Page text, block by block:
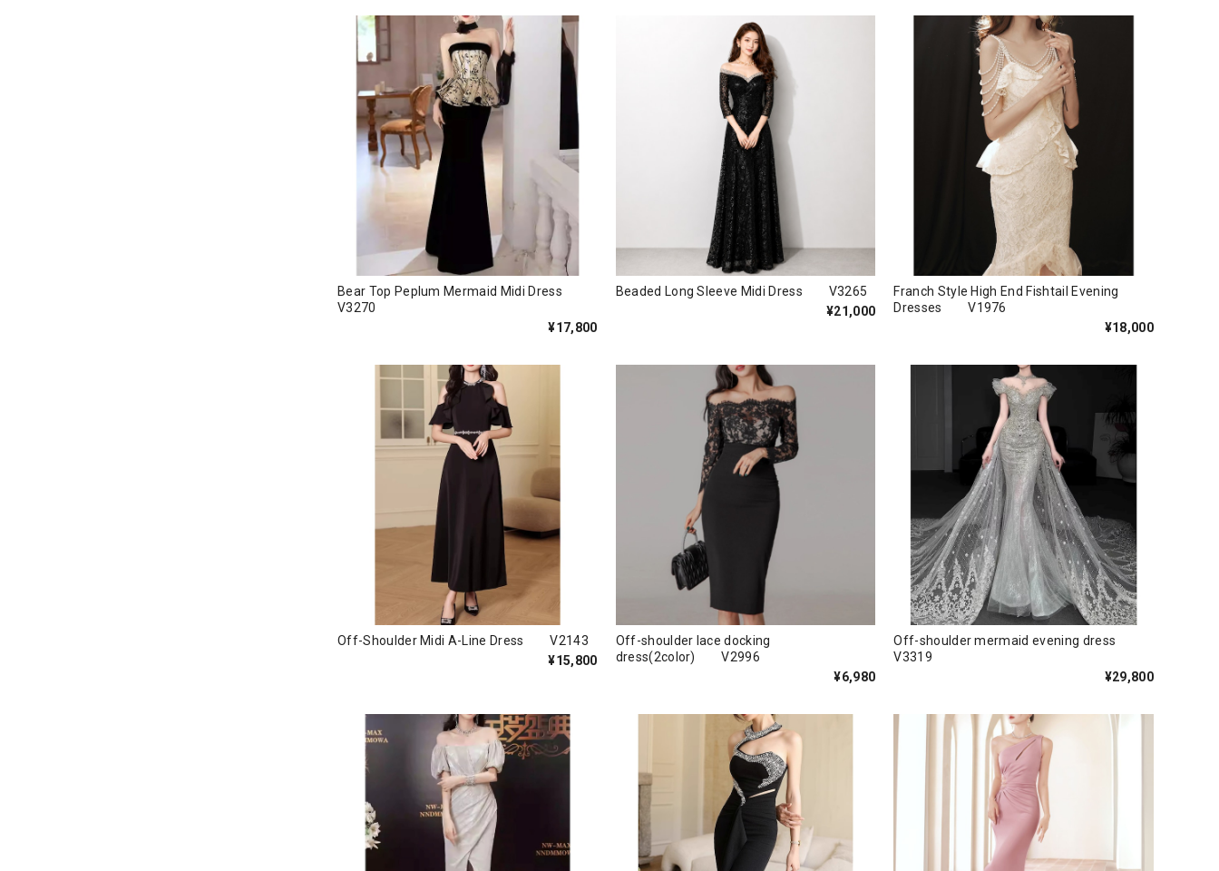
Bear Top Peplum Mermaid Midi Dress
V3270
¥17,800
Beaded Long Sleeve Midi Dress V3265
¥21,000
Franch Style High End Fishtail Evening
Dresses V1976
¥18,000
Off-Shoulder Midi A-Line Dress V2143
¥15,800
Off-shoulder lace docking
dress(2color) V2996
¥6,980
Off-shoulder mermaid evening dress
V3319
¥29,800